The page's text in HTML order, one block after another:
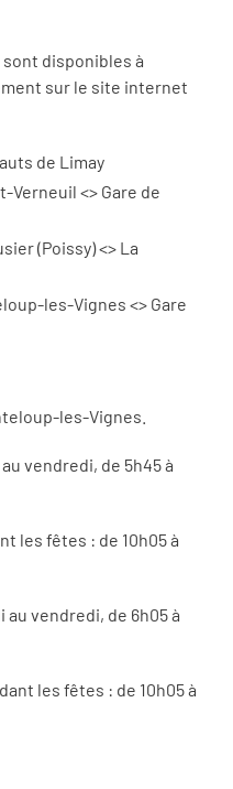
disponibles à
sur le site internet
de Limay
Verneuil <> Gare de
(Poissy) <> La
les-Vignes <> Gare
les-Vignes.
vendredi, de 5h45 à
les fêtes : de 10h05 à
au vendredi, de 6h05 à
les fêtes : de 10h05 à